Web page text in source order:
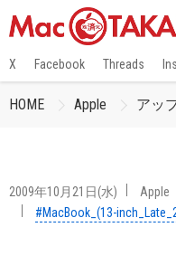
X Facebook Threads
HOME Apple アッ
2009年10月21日(水)
Apple
#MacBook_(13-